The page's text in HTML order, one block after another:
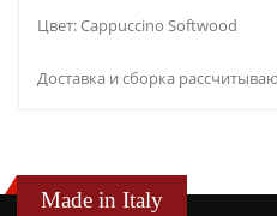
Цвет: Cappuccino Softwood
Доставка и сборка
Made in Italy